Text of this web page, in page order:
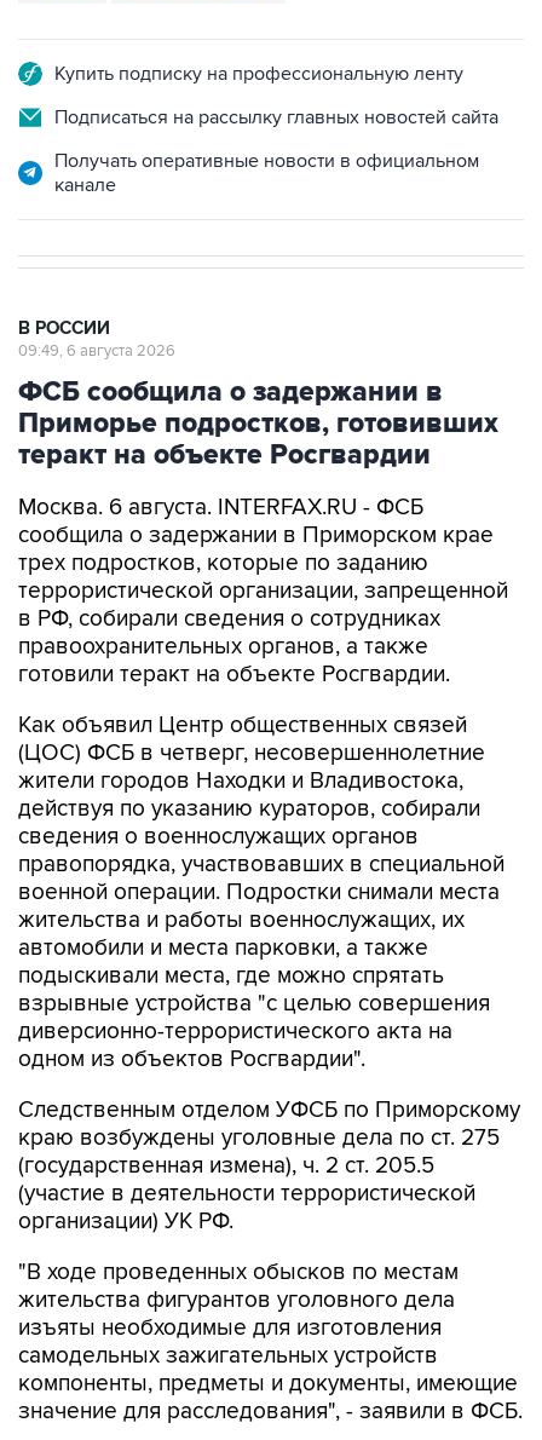
Купить подписку на профессиональную ленту
Подписаться на рассылку главных новостей сайта
Получать оперативные новости в официальном
канале
В РОССИИ
09:49, 6 августа 2026
ФСБ сообщила о задержании в
Приморье подростков, готовивших
теракт на объекте Росгвардии
Москва. 6 августа. INTERFAX.RU - ФСБ
сообщила о задержании в Приморском крае
трех подростков, которые по заданию
террористической организации, запрещенной
в РФ, собирали сведения о сотрудниках
правоохранительных органов, а также
готовили теракт на объекте Росгвардии.
Как объявил Центр общественных связей
(ЦОС) ФСБ в четверг, несовершеннолетние
жители городов Находки и Владивостока,
действуя по указанию кураторов, собирали
сведения о военнослужащих органов
правопорядка, участвовавших в специальной
военной операции. Подростки снимали места
жительства и работы военнослужащих, их
автомобили и места парковки, а также
подыскивали места, где можно спрятать
взрывные устройства "с целью совершения
диверсионно-террористического акта на
одном из объектов Росгвардии".
Следственным отделом УФСБ по Приморскому
краю возбуждены уголовные дела по ст. 275
(государственная измена), ч. 2 ст. 205.5
(участие в деятельности террористической
организации) УК РФ.
"В ходе проведенных обысков по местам
жительства фигурантов уголовного дела
изъяты необходимые для изготовления
самодельных зажигательных устройств
компоненты, предметы и документы, имеющие
значение для расследования", - заявили в ФСБ.